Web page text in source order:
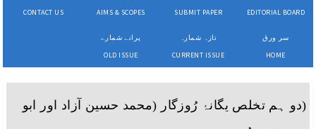
CONTACT US AIMS & SCOPES SUBMIT PAPER EDITORIAL BOARD
پرانے شمارے
OLD ISSUE
تازہ شمارہ
CURRENT ISSUE
سر ورق
HOME
(دو ہم تخلص یگانۂ رُوزگار (محمد حسین آزاد اور ابو